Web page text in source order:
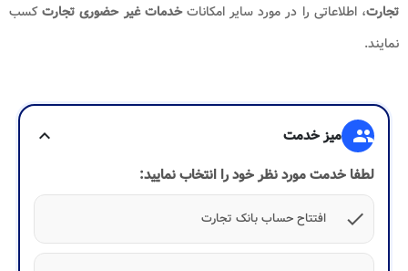
تجارت، اطلاعاتی را در مورد سایر امکاناتخدمات غیر حضوری تجارتکسب
نمایند.
group میز خدمت
expand_more
لطفا خدمت مورد نظر خود را انتخاب نمایید:
check
افتتاح حساب بانک تجارت